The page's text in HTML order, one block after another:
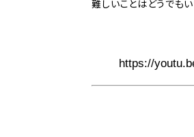
難しいことはどうでも
https://